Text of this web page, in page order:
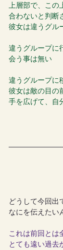
上層部で、この
合わないと判断
彼女は違うグル
違うグループに
会う事は無い
違うグループに
彼女は敵の目の
手を広げて、自
どうして今回出
なにを伝えたい
これは前回とは
とても遠い過去